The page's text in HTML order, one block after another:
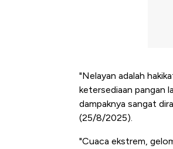
"Nelayan adalah
ketersediaan pangan
dampaknya sangat
(25/8/2025).
"Cuaca ekstrem,